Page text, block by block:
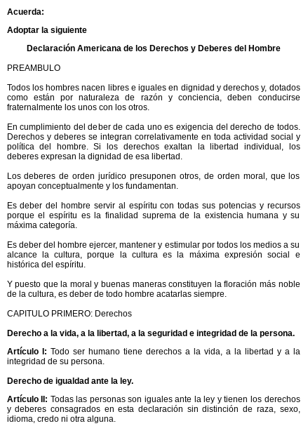
Acuerda:
Adoptar la siguiente
Declaración Americana de los Derechos y Deberes del Hombre
PREAMBULO
Todos los hombres nacen libres e iguales en dignidad y derechos y, dotados
como están por naturaleza de razón y conciencia, deben conducirse
fraternalmente los unos con los otros.
En cumplimiento del deber de cada uno es exigencia del derecho de todos.
Derechos y deberes se integran correlativamente en toda actividad social y
política del hombre. Si los derechos exaltan la libertad individual, los
deberes expresan la dignidad de esa libertad.
Los deberes de orden jurídico presuponen otros, de orden moral, que los
apoyan conceptualmente y los fundamentan.
Es deber del hombre servir al espíritu con todas sus potencias y recursos
porque el espíritu es la finalidad suprema de la existencia humana y su
máxima categoría.
Es deber del hombre ejercer, mantener y estimular por todos los medios a su
alcance la cultura, porque la cultura es la máxima expresión social e
histórica del espíritu.
Y puesto que la moral y buenas maneras constituyen la floración más noble
de la cultura, es deber de todo hombre acatarlas siempre.
CAPITULO PRIMERO: Derechos
Derecho a la vida, a la libertad, a la seguridad e integridad de la persona.
Artículo I: Todo ser humano tiene derechos a la vida, a la libertad y a la
integridad de su persona.
Derecho de igualdad ante la ley.
Artículo II: Todas las personas son iguales ante la ley y tienen los derechos
y deberes consagrados en esta declaración sin distinción de raza, sexo,
idioma, credo ni otra alguna.